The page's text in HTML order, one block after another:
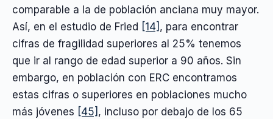
comparable a la de población anciana muy mayor.
Así, en el estudio de Fried [14] , para encontrar
cifras de fragilidad superiores al 25% tenemos
que ir al rango de edad superior a 90 años. Sin
embargo, en población con ERC encontramos
estas cifras o superiores en poblaciones mucho
más jóvenes [45] , incluso por debajo de los 65